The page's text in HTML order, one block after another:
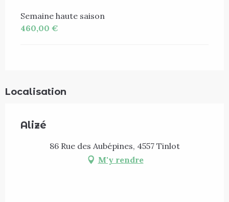
Semaine haute saison
460,00 €
Localisation
Alizé
86 Rue des Aubépines, 4557 Tinlot
M'y rendre